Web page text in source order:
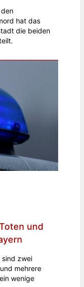
hat das
die beiden
und
sind zwei
mehrere
wenige